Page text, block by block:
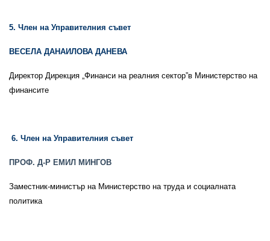
5. Член на Управителния съвет
ВЕСЕЛА ДАНАИЛОВА ДАНЕВА
Директор Дирекция „Финанси на реалния сектор”в Министерство на
финансите
6. Член на Управителния съвет
ПРОФ. Д-Р ЕМИЛ МИНГОВ
Заместник-министър на Министерство на труда и социалната
политика